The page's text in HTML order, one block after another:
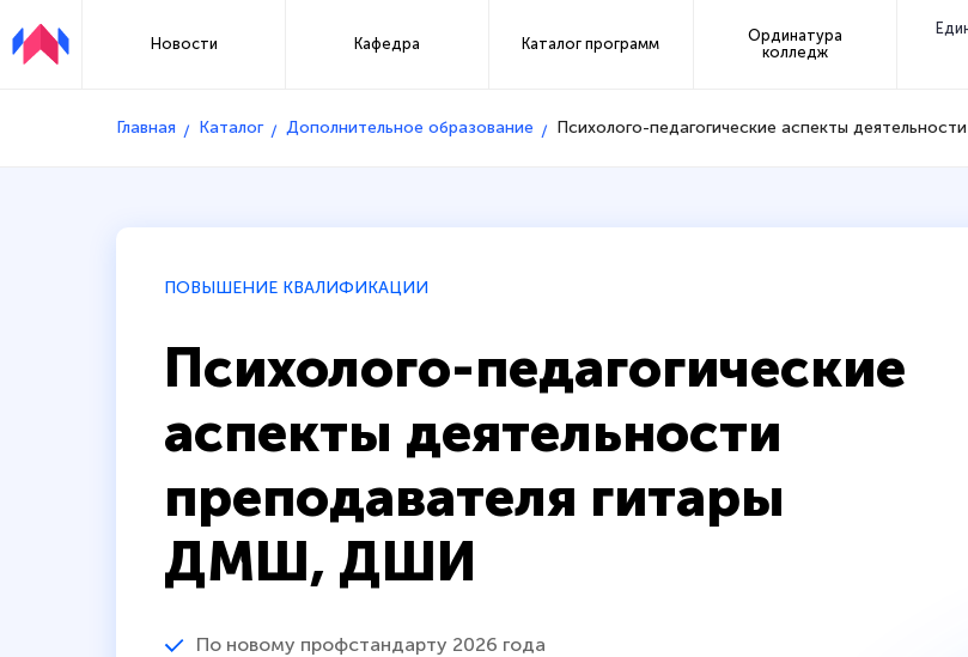
Новости Кафедра Каталог программ
Ординатура
колледж
Главная Каталог Дополнительное образование Психолого-педагогические аспекты
ПОВЫШЕНИЕ КВАЛИФИКАЦИИ
Психолого-педагогические
аспекты деятельности
преподавателя гитары
ДМШ, ДШИ
По новому профстандарту 2026 года